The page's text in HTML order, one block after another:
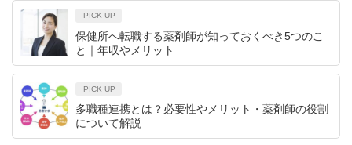
PICK UP
保健所へ転職する薬剤師が知っておくべき5つのこ
と｜年収やメリット
PICK UP
多職種連携とは？必要性やメリット・薬剤師の役割
について解説